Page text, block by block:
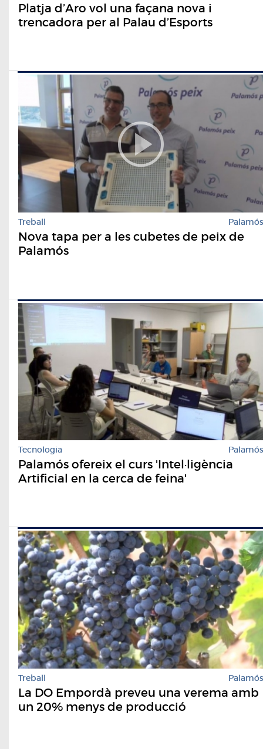
Platja d’Aro vol una façana nova i
trencadora per al Palau d’Esports
Treball Palamós
Nova tapa per a les cubetes de peix de
Palamós
Tecnologia Palamós
Palamós ofereix el curs 'Intel·ligència
Artificial en la cerca de feina'
Treball Palamós
La DO Empordà preveu una verema amb
un 20% menys de producció